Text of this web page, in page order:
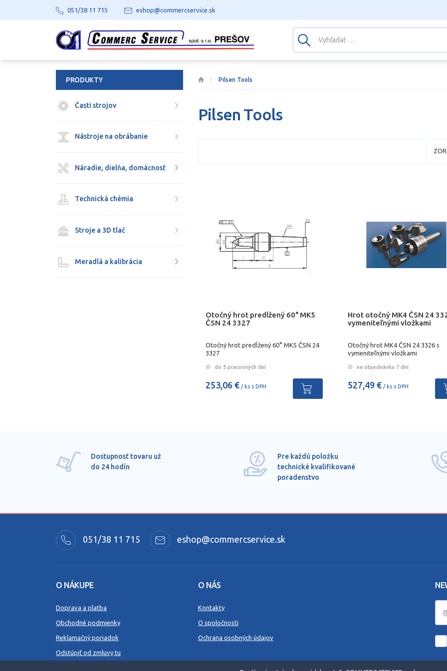
Pilsen Tools
Pilsen Tools
Otočný hrot predĺžený 60° MK5
ČSN 24 3327
Otočný hrot predĺžený 60° MK5 ČSN 24
3327
do 5 pracovných dní
253,06 € / ks s DPH
Hrot otočný MK4 ČSN 24
vymeniteľnými vložkami
Otočný hrot MK4 ČSN 24 3326 s
vymeniteľnými vložkami
na objednávku 7 dní
527,49 €/ ks s DPH
PRODUKTY
Časti strojov
Nástroje na obrábanie
Náradie, dielňa, domácnosť
Technická chémia
Stroje a 3D tlač
Meradlá a kalibrácia
Dostupnosť tovaru už
do 24 hodín
Pre každú položku
technické kvalifikované
poradenstvo
051/38 11 715 eshop@commercservice.sk
O NÁKUPE
Doprava a platba
Obchodné podmienky
Reklamačný poriadok
Odstúpiť od zmluvy tu
O NÁS
Kontakty
O spoločnosti
Ochrana osobných údajov
051/38 11 715 eshop@commercservice.sk